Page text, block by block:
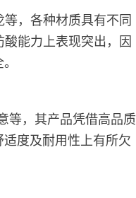
，各种材质具有不同
能力上表现突出，因
等，其产品凭借高品质
度及耐用性上有所欠